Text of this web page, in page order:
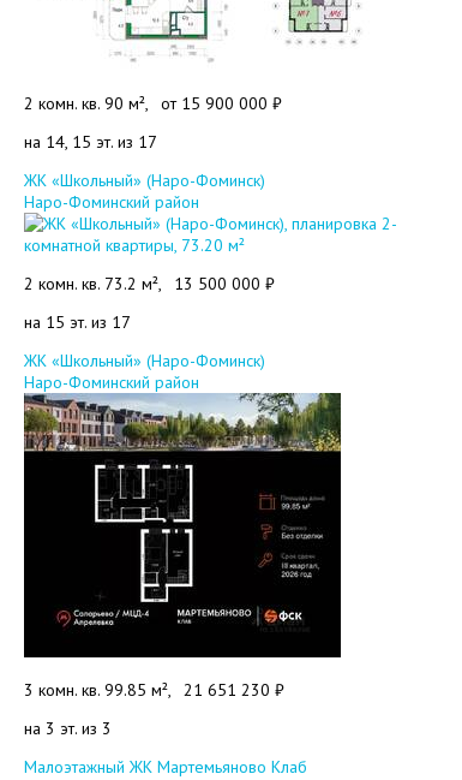
2 комн. кв. 90 м², от 15 900 000 ₽
на 14, 15 эт. из 17
Добавить в избранное
ЖК «Школьный» (Наро-Фоминск)
Наро-Фоминский район
2 комн. кв. 73.2 м², 13 500 000 ₽
на 15 эт. из 17
Добавить в избранное
ЖК «Школьный» (Наро-Фоминск)
Наро-Фоминский район
3 комн. кв. 99.85 м², 21 651 230 ₽
на 3 эт. из 3
Добавить в избранное
Малоэтажный ЖК Мартемьяново Клаб